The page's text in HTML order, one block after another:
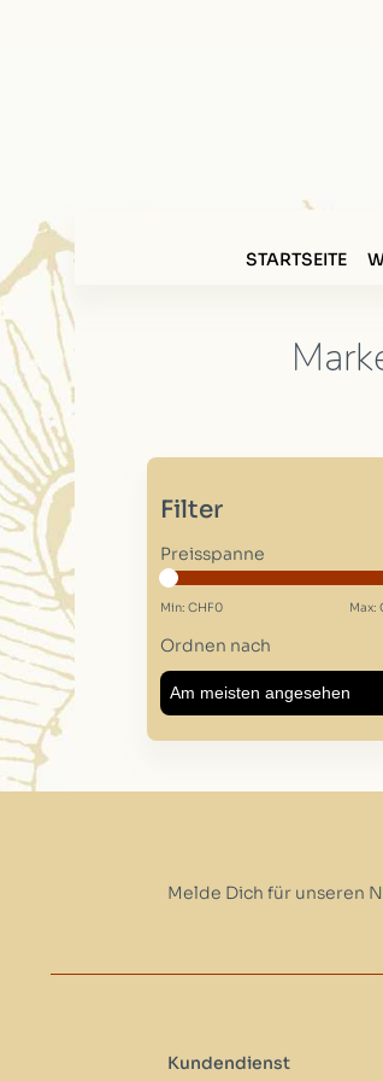
STARTSEITE
Filter
Preisspanne
Min: CHF0 Max:
Ordnen nach
Melde Dich für unseren
Kundendienst